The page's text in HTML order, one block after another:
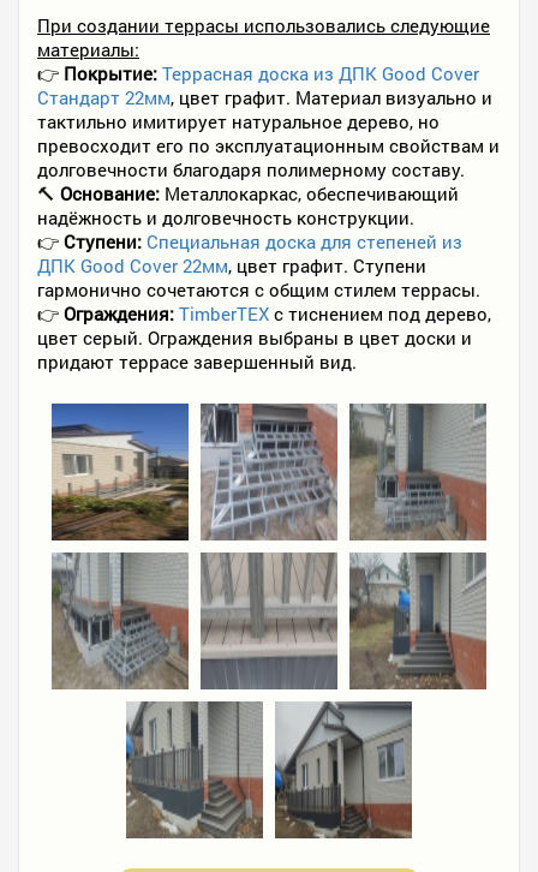
ФОТО РАБОТ
КОНТАКТЫ
ПОЛЕЗНОЕ
При создании террасы использовались следующие
материалы:
👉 Покрытие: Террасная доска из ДПК Good Cover
Стандарт 22мм, цвет графит. Материал визуально и
тактильно имитирует натуральное дерево, но
превосходит его по эксплуатационным свойствам и
долговечности благодаря полимерному составу.
🔨 Основание: Металлокаркас, обеспечивающий
надёжность и долговечность конструкции.
👉 Ступени: Специальная доска для степеней из
ДПК Good Cover 22мм, цвет графит. Ступени
гармонично сочетаются с общим стилем террасы.
👉 Ограждения: TimberTEX с тиснением под дерево,
цвет серый. Ограждения выбраны в цвет доски и
придают террасе завершенный вид.